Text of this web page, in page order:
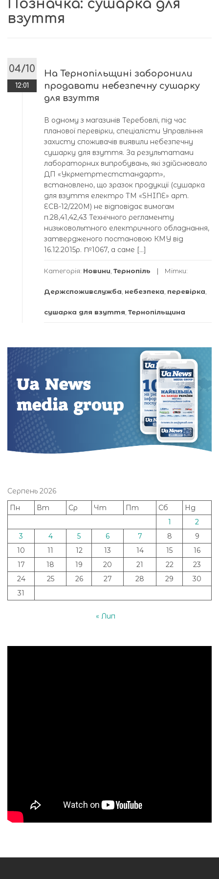
Позначка: сушарка для
взуття
04/10
12:01
На Тернопільщині заборонили
продавати небезпечну сушарку
для взуття
В одному з магазинів Теребовлі, під час
планової перевірки, спеціалісти Управління
захисту споживачів виявили небезпечну
сушарку для взуття. За результатами
лабораторних випробувань, які здійснювало
ДП «Укрметртестстандарт»,
встановлено, що зразок продукції (сушарка
для взуття електро ТМ «SHINE» арт.
ЕСВ-12/220М) не відповідає вимогам
п.28,41,42,43 Технічного регламенту
низьковольтного електричного обладнання,
затвердженого постановою КМУ від
16.12.2015р. №1067, а саме […]
Категорія: Новини Тернопіль Мітки:
Держспоживслужба небезпека перевірка
сушарка для взуття Тернопільщина
Серпень 2026
Пн
Вт Ср Чт Пт Сб
Нд
1
2
3
4 5 6 7 8
9
10
11 12 13 14 15
16
17
18 19 20 21 22
23
24
25 26 27 28 29
30
31
« Лип